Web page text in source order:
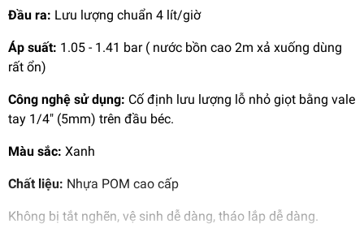
Đầu ra: Lưu lượng chuẩn 4 lít/giờ
Áp suất: 1.05 - 1.41 bar ( nước bồn cao 2m xả xuống dùng
rất ổn)
Công nghệ sử dụng: Cố định lưu lượng lỗ nhỏ giọt bằng vale
tay 1/4" (5mm) trên đầu béc.
Màu sắc: Xanh
Chất liệu: Nhựa POM cao cấp
Không bị tắt nghẽn, vệ sinh dễ dàng, tháo lắp dễ dàng.